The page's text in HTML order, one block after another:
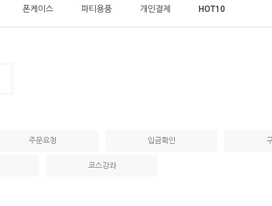
폰케이스 파티용품 개인결제 HOT10
주문요청 입금확인
코스강좌